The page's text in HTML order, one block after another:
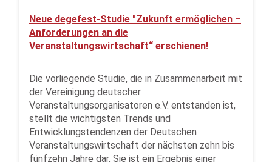
Neue degefest-Studie "Zukunft ermöglichen –
Anforderungen an die
Veranstaltungswirtschaft“ erschienen!
Die vorliegende Studie, die in Zusammenarbeit mit
der Vereinigung deutscher
Veranstaltungsorganisatoren e.V. entstanden ist,
stellt die wichtigsten Trends und
Entwicklungstendenzen der Deutschen
Veranstaltungswirtschaft der nächsten zehn bis
fünfzehn Jahre dar. Sie ist ein Ergebnis einer